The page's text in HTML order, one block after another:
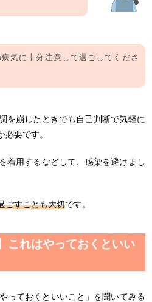
気に十分注意して過ごしてくださ
を崩したときでも自己判断で気軽に
要です。
着用するなどして、感染を避けまし
ごすことも大切です。
これはやっておくといい
っておくといいこと」を聞いてみる